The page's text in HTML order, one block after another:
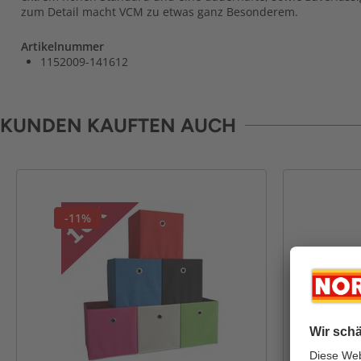
zum Detail macht VCM zu etwas ganz Besonderem.
Artikelnummer
1152009-141612
KUNDEN KAUFTEN AUCH
-11%